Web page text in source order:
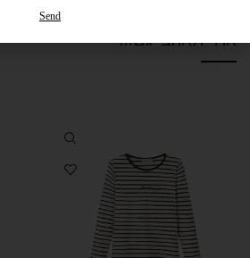
אולי תאהבי גם...
Send